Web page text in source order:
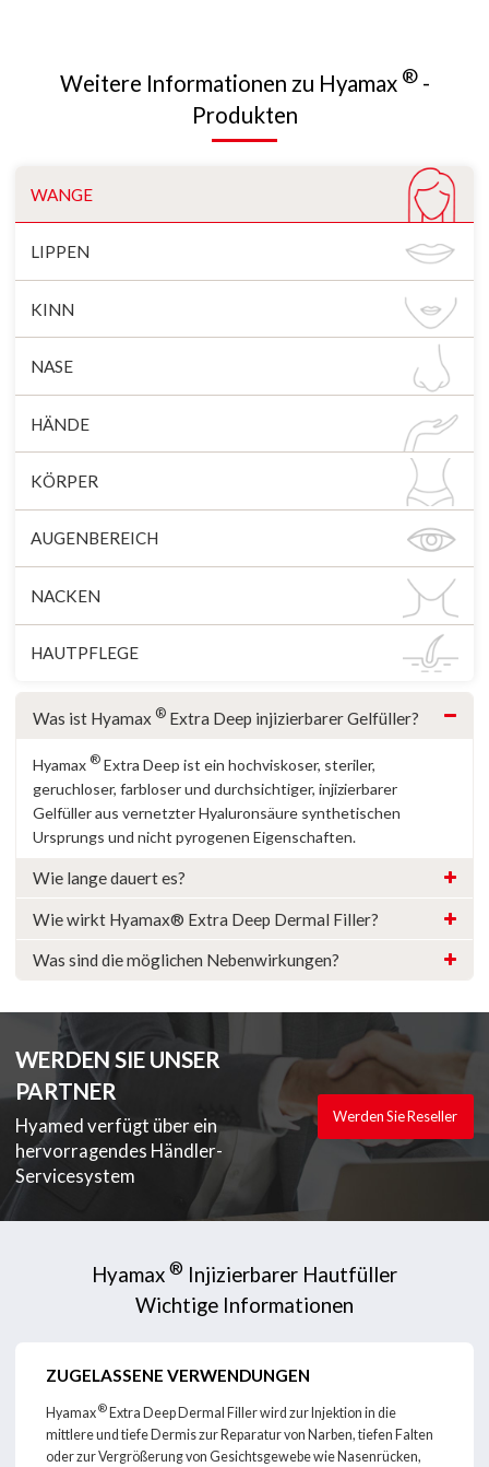
Weitere Informationen zu Hyamax ®-
Produkten
WANGE
LIPPEN
KINN
NASE
HÄNDE
KÖRPER
AUGENBEREICH
NACKEN
HAUTPFLEGE
Was ist Hyamax ®Extra Deep injizierbarer Gelfüller?
Hyamax ®Extra Deep ist ein hochviskoser, steriler,
geruchloser, farbloser und durchsichtiger, injizierbarer
Gelfüller aus vernetzter Hyaluronsäure synthetischen
Ursprungs und nicht pyrogenen Eigenschaften.
Wie lange dauert es?
Wie wirkt Hyamax® Extra Deep Dermal Filler?
Was sind die möglichen Nebenwirkungen?
WERDEN SIE UNSER
PARTNER
Hyamed verfügt über ein
hervorragendes Händler-
Servicesystem
Werden Sie Reseller
Hyamax ® Injizierbarer Hautfüller
Wichtige Informationen
ZUGELASSENE VERWENDUNGEN
Hyamax® Extra Deep Dermal Filler wird zur Injektion in die
mittlere und tiefe Dermis zur Reparatur von Narben, tiefen Falten
oder zur Vergrößerung von Gesichtsgewebe wie Nasenrücken,